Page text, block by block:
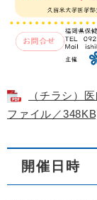
（チラシ）
ファイル／
開催日時